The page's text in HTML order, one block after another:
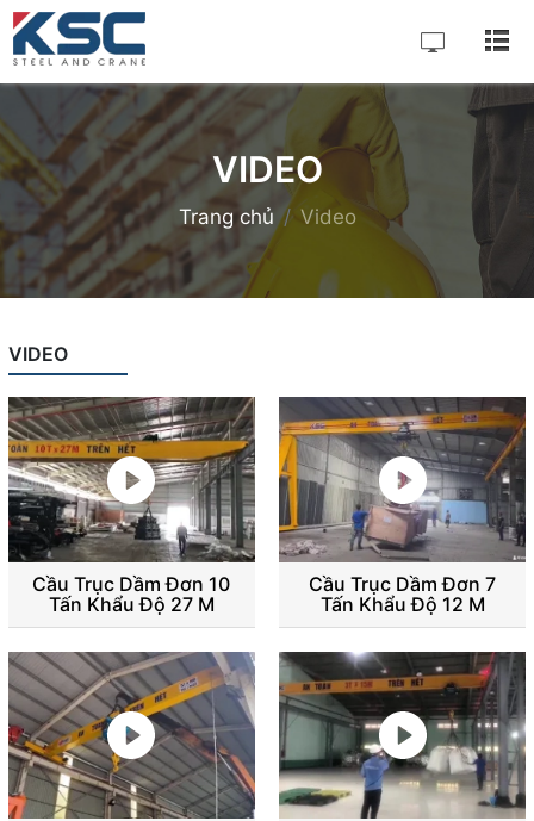
VIDEO
Trang chủ Video
VIDEO
Cầu Trục Dầm Đơn 10
Tấn Khẩu Độ 27 M
Cầu Trục Dầm Đơn 7
Tấn Khẩu Độ 12 M